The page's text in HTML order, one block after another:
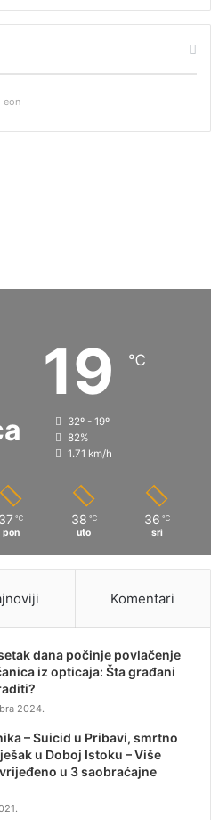
eon
19 ℃
32º - 19º
82%
1.71 km/h
37 ℃
pon
38 ℃
uto
36 ℃
sri
Komentari
dana počinje povlačenje
iz opticaja: Šta građani
2024.
– Suicid u Pribavi, smrtno
u Doboj Istoku – Više
u 3 saobraćajne